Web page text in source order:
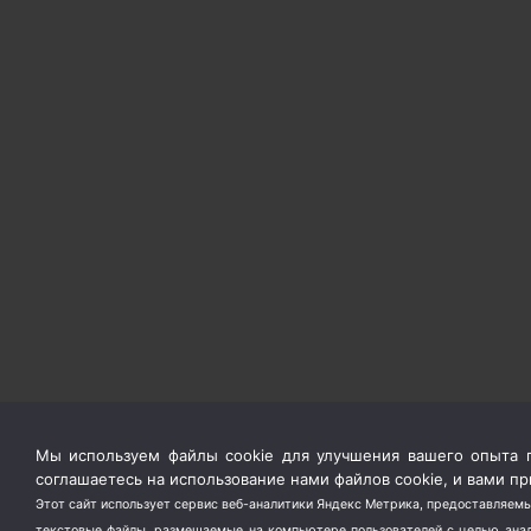
Мы используем файлы cookie для улучшения вашего опыта
соглашаетесь на использование нами файлов cookie, и вами
Этот сайт использует сервис веб-аналитики Яндекс Метрика,